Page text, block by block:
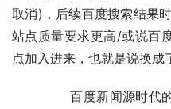
取消)，后续百度搜索结果
站点质量要求更高/或说百
点加入进来，也就是说换成